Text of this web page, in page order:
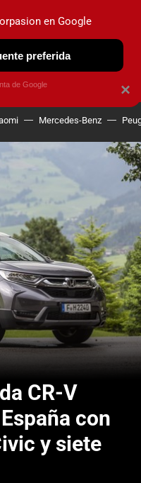
OBSERVATORIO
Mercedes-Benz
CR-V
con
y siete
×
en Google
preferida
de Google